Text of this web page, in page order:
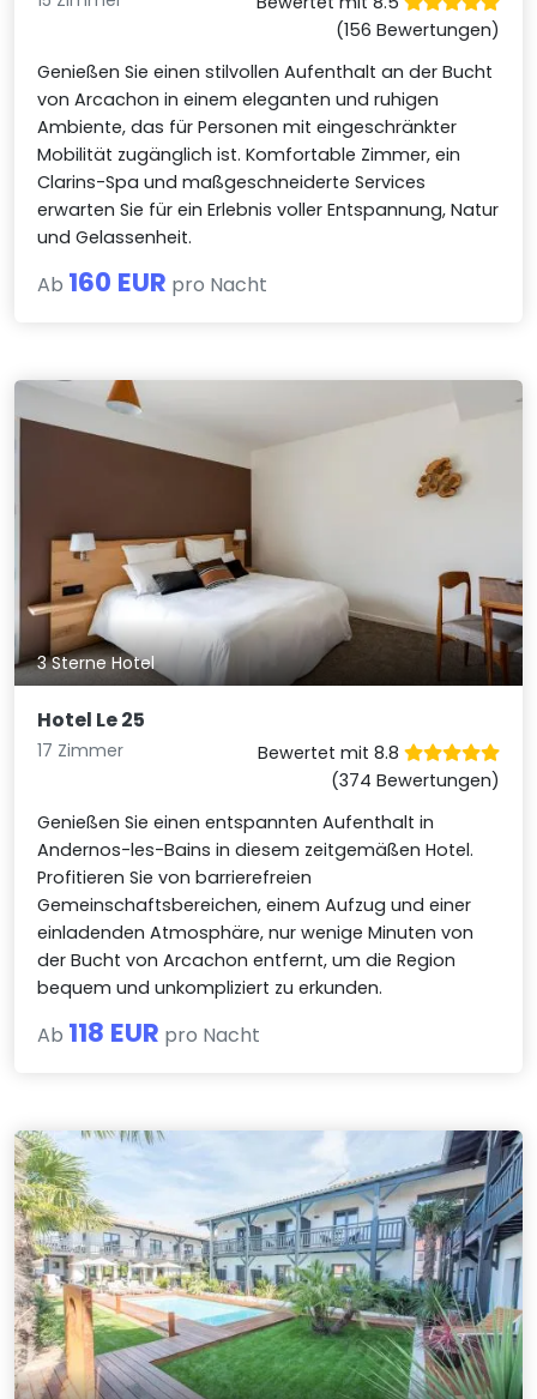
(156 Bewertungen)
Genießen Sie einen stilvollen Aufenthalt an der Bucht
von Arcachon in einem eleganten und ruhigen
Ambiente, das für Personen mit eingeschränkter
Mobilität zugänglich ist. Komfortable Zimmer, ein
Clarins-Spa und maßgeschneiderte Services
erwarten Sie für ein Erlebnis voller Entspannung, Natur
und Gelassenheit.
Ab 160 EUR pro Nacht
3 Sterne Hotel
Hotel Le 25
17 Zimmer
Bewertet mit 8.8
(374 Bewertungen)
Genießen Sie einen entspannten Aufenthalt in
Andernos-les-Bains in diesem zeitgemäßen Hotel.
Profitieren Sie von barrierefreien
Gemeinschaftsbereichen, einem Aufzug und einer
einladenden Atmosphäre, nur wenige Minuten von
der Bucht von Arcachon entfernt, um die Region
bequem und unkompliziert zu erkunden.
Ab 118 EUR pro Nacht